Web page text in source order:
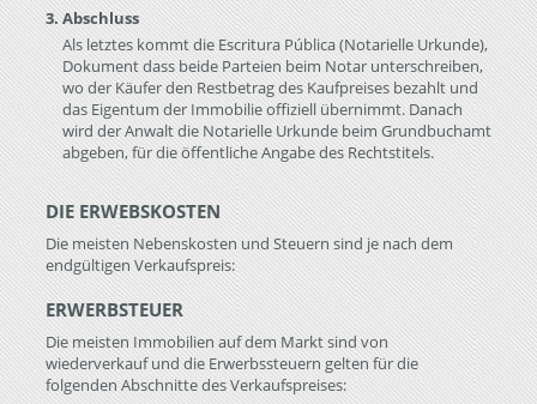
3. Abschluss
Als letztes kommt die Escritura Pública (Notarielle Urkunde),
Dokument dass beide Parteien beim Notar unterschreiben,
wo der Käufer den Restbetrag des Kaufpreises bezahlt und
das Eigentum der Immobilie offiziell übernimmt. Danach
wird der Anwalt die Notarielle Urkunde beim Grundbuchamt
abgeben, für die öffentliche Angabe des Rechtstitels.
DIE ERWEBSKOSTEN
Die meisten Nebenskosten und Steuern sind je nach dem
endgültigen Verkaufspreis:
ERWERBSTEUER
Die meisten Immobilien auf dem Markt sind von
wiederverkauf und die Erwerbssteuern gelten für die
folgenden Abschnitte des Verkaufspreises: